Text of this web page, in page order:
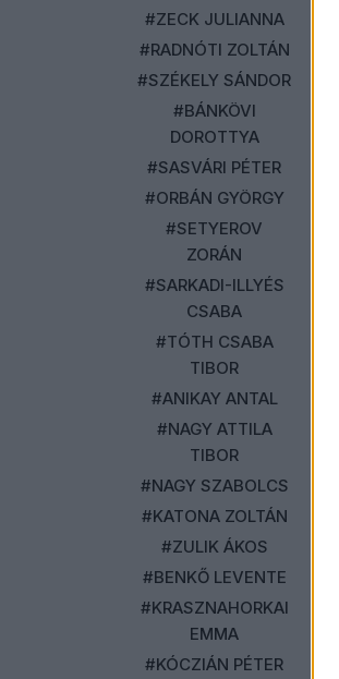
#ZECK JULIANNA
#RADNÓTI ZOLTÁN
#SZÉKELY SÁNDOR
#BÁNKÖVI
DOROTTYA
#SASVÁRI PÉTER
#ORBÁN GYÖRGY
#SETYEROV
ZORÁN
#SARKADI-ILLYÉS
CSABA
#TÓTH CSABA
TIBOR
#ANIKAY ANTAL
#NAGY ATTILA
TIBOR
#NAGY SZABOLCS
#KATONA ZOLTÁN
#ZULIK ÁKOS
#BENKŐ LEVENTE
#KRASZNAHORKAI
EMMA
#KÓCZIÁN PÉTER